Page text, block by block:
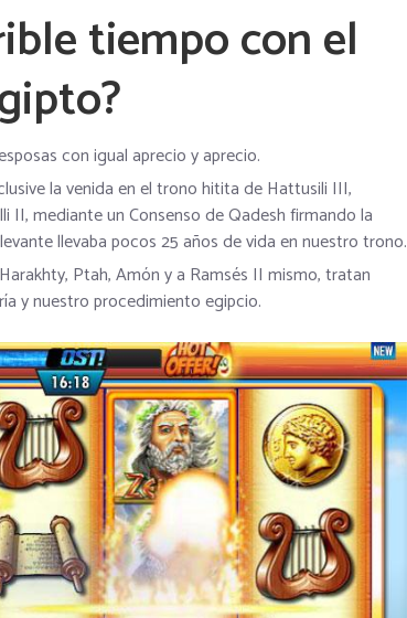
tiempo con el
con igual aprecio y aprecio.
la venida en el trono hitita de Hattusili III,
II, mediante un Consenso de Qadesh firmando la
llevaba pocos 25 años de vida en nuestro trono.
Ptah, Amón y a Ramsés II mismo, tratan
y nuestro procedimiento egipcio.